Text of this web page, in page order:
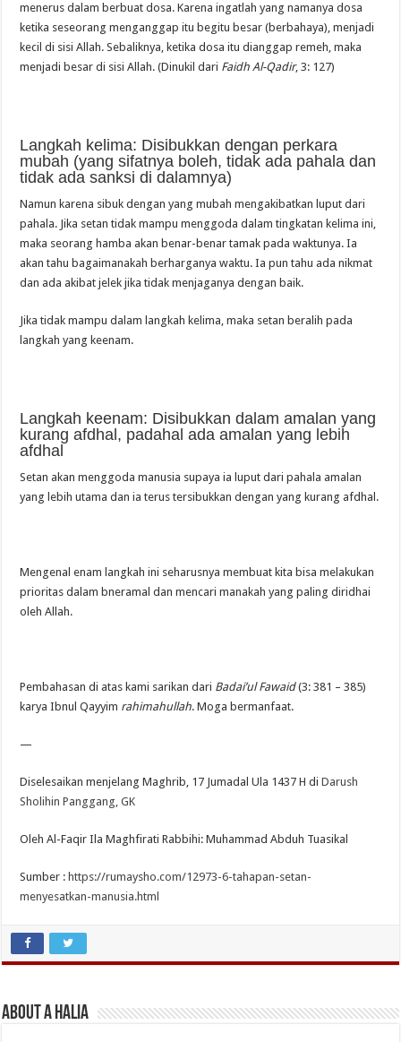
menerus dalam berbuat dosa. Karena ingatlah yang namanya dosa
ketika seseorang menganggap itu begitu besar (berbahaya), menjadi
kecil di sisi Allah. Sebaliknya, ketika dosa itu dianggap remeh, maka
menjadi besar di sisi Allah. (Dinukil dari Faidh Al-Qadir, 3: 127)
Langkah kelima: Disibukkan dengan perkara
mubah (yang sifatnya boleh, tidak ada pahala dan
tidak ada sanksi di dalamnya)
Namun karena sibuk dengan yang mubah mengakibatkan luput dari
pahala. Jika setan tidak mampu menggoda dalam tingkatan kelima ini,
maka seorang hamba akan benar-benar tamak pada waktunya. Ia
akan tahu bagaimanakah berharganya waktu. Ia pun tahu ada nikmat
dan ada akibat jelek jika tidak menjaganya dengan baik.
Jika tidak mampu dalam langkah kelima, maka setan beralih pada
langkah yang keenam.
Langkah keenam: Disibukkan dalam amalan yang
kurang afdhal, padahal ada amalan yang lebih
afdhal
Setan akan menggoda manusia supaya ia luput dari pahala amalan
yang lebih utama dan ia terus tersibukkan dengan yang kurang afdhal.
Mengenal enam langkah ini seharusnya membuat kita bisa melakukan
prioritas dalam bneramal dan mencari manakah yang paling diridhai
oleh Allah.
Pembahasan di atas kami sarikan dari Badai’ul Fawaid(3: 381 – 385)
karya Ibnul Qayyim rahimahullah. Moga bermanfaat.
—
Diselesaikan menjelang Maghrib, 17 Jumadal Ula 1437 H diDarush
Sholihin Panggang, GK
Oleh Al-Faqir Ila Maghfirati Rabbihi: Muhammad Abduh Tuasikal
Sumber : https://rumaysho.com/12973-6-tahapan-setan-
menyesatkan-manusia.html
About A Halia